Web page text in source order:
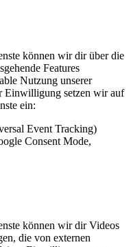
können wir dir über die
Features
Nutzung unserer
Einwilligung setzen wir auf
ein:
Event Tracking)
Consent Mode,
können wir dir Videos
die von externen